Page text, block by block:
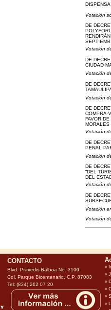
Votación
DE
Votación
DE
CIUDAD
Votación
DE
Votación
DE
COMPRA-
FAVOR
MORALES
Votación
DE
PENAL
Votación
DE
“DEL
DEL
Votación
DE
Votación
Votación
CONTACTO
Blvd. Praxedis Balboa No. 3100
Col. Parque Bicentenario, C.P. 87083
Tel: (834) 262 07 20